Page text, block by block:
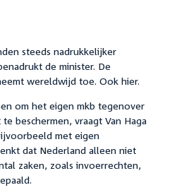
steeds nadrukkelijker
de minister. De
wereldwijd toe. Ook hier.
om het eigen mkb tegenover
beschermen, vraagt Van Haga
met eigen
dat Nederland alleen niet
zaken, zoals invoerrechten,